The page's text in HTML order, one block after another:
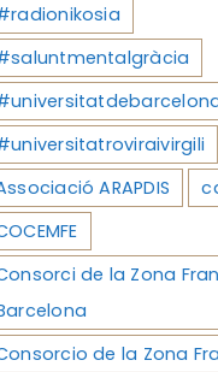
ARAPDIS
de la Zona
de la Zona